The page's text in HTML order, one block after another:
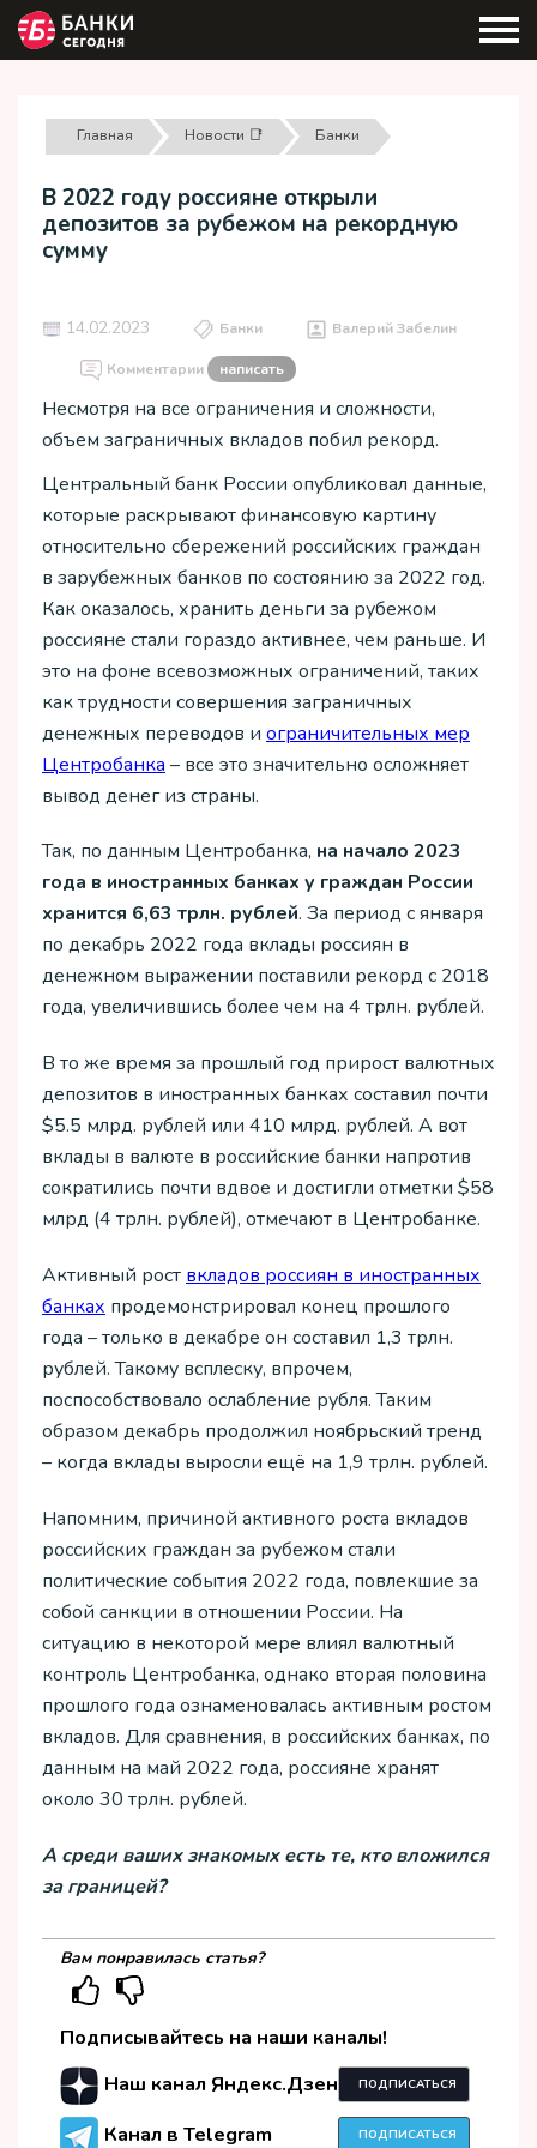
Главная Новости 📑 Банки
В 2022 году россияне открыли
депозитов за рубежом на рекордную
сумму
14.02.2023 Банки Валерий Забелин
Комментарии написать
Несмотря на все ограничения и сложности,
объем заграничных вкладов побил рекорд.
Центральный банк России опубликовал данные,
которые раскрывают финансовую картину
относительно сбережений российских граждан
в зарубежных банков по состоянию за 2022 год.
Как оказалось, хранить деньги за рубежом
россияне стали гораздо активнее, чем раньше. И
это на фоне всевозможных ограничений, таких
как трудности совершения заграничных
денежных переводов и ограничительных мер
Центробанка – все это значительно осложняет
вывод денег из страны.
Так, по данным Центробанка, на начало 2023
года в иностранных банках у граждан России
хранится 6,63 трлн. рублей. За период с января
по декабрь 2022 года вклады россиян в
денежном выражении поставили рекорд с 2018
года, увеличившись более чем на 4 трлн. рублей.
В то же время за прошлый год прирост валютных
депозитов в иностранных банках составил почти
$5.5 млрд. рублей или 410 млрд. рублей. А вот
вклады в валюте в российские банки напротив
сократились почти вдвое и достигли отметки $58
млрд (4 трлн. рублей), отмечают в Центробанке.
Активный рост вкладов россиян в иностранных
банках продемонстрировал конец прошлого
года – только в декабре он составил 1,3 трлн.
рублей. Такому всплеску, впрочем,
поспособствовало ослабление рубля. Таким
образом декабрь продолжил ноябрьский тренд
– когда вклады выросли ещё на 1,9 трлн. рублей.
Напомним, причиной активного роста вкладов
российских граждан за рубежом стали
политические события 2022 года, повлекшие за
собой санкции в отношении России. На
ситуацию в некоторой мере влиял валютный
контроль Центробанка, однако вторая половина
прошлого года ознаменовалась активным ростом
вкладов. Для сравнения, в российских банках, по
данным на май 2022 года, россияне хранят
около 30 трлн. рублей.
А среди ваших знакомых есть те, кто вложился
за границей?
Вам понравилась статья?
Подписывайтесь на наши каналы!
Наш канал Яндекс.Дзен
ПОДПИСАТЬСЯ
Канал в Telegram ПОДПИСАТЬСЯ